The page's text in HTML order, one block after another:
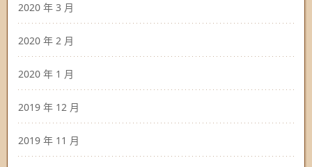
2020 年 3 月
2020 年 2 月
2020 年 1 月
2019 年 12 月
2019 年 11 月